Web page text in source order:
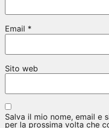
Email *
Sito web
Salva il mio nome, email e
per la prossima volta che